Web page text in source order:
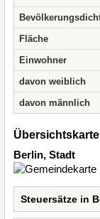
Fläche
Einwohner
davon weiblich
davon männlich
Berlin, Stadt
Steuersätze in